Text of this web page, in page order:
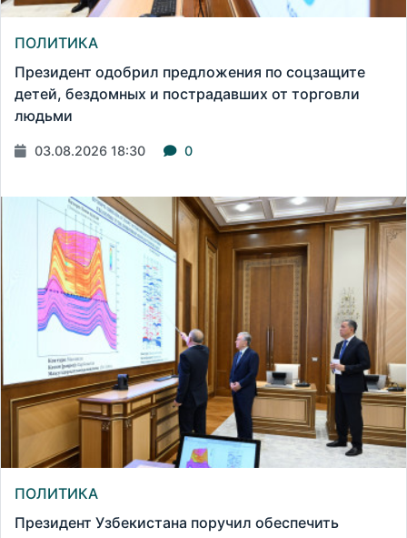
ПОЛИТИКА
Президент одобрил предложения по соцзащите
детей, бездомных и пострадавших от торговли
людьми
03.08.2026 18:30 0
ПОЛИТИКА
Президент Узбекистана поручил обеспечить